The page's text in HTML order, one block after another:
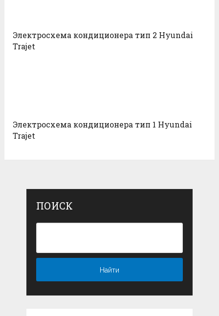
Электросхема кондиционера тип 2 Hyundai
Trajet
Электросхема кондиционера тип 1 Hyundai
Trajet
ПОИСК